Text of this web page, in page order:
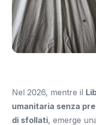
Nel 2026, mentre il
umanitaria senza
di sfollati, emerge